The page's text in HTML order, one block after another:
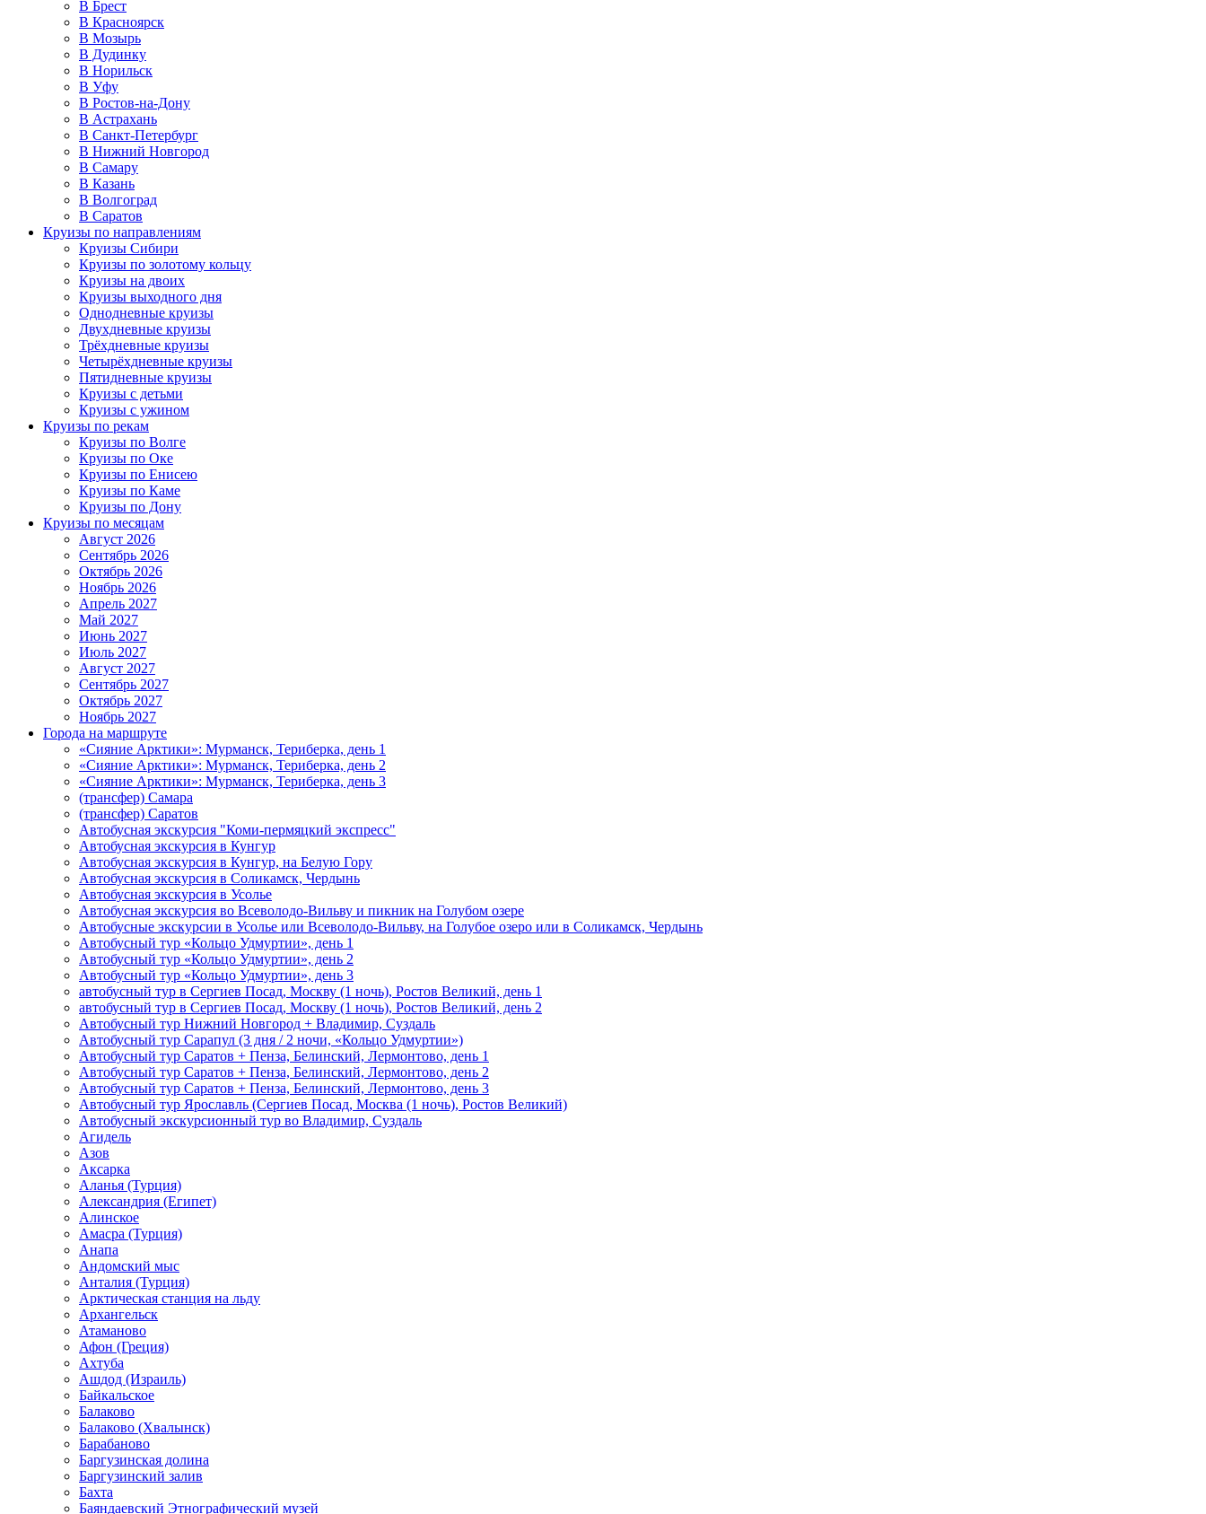
В Брест
В Красноярск
В Мозырь
В Дудинку
В Норильск
В Уфу
В Ростов-на-Дону
В Астрахань
В Санкт-Петербург
В Нижний Новгород
В Самару
В Казань
В Волгоград
В Саратов
Круизы по направлениям
Круизы Сибири
Круизы по золотому кольцу
Круизы на двоих
Круизы выходного дня
Однодневные круизы
Двухдневные круизы
Трёхдневные круизы
Четырёхдневные круизы
Пятидневные круизы
Круизы с детьми
Круизы с ужином
Круизы по рекам
Круизы по Волге
Круизы по Оке
Круизы по Енисею
Круизы по Каме
Круизы по Дону
Круизы по месяцам
Август 2026
Сентябрь 2026
Октябрь 2026
Ноябрь 2026
Апрель 2027
Май 2027
Июнь 2027
Июль 2027
Август 2027
Сентябрь 2027
Октябрь 2027
Ноябрь 2027
Города на маршруте
«Сияние Арктики»: Мурманск, Териберка, день 1
«Сияние Арктики»: Мурманск, Териберка, день 2
«Сияние Арктики»: Мурманск, Териберка, день 3
(трансфер) Самара
(трансфер) Саратов
Автобусная экскурсия "Коми-пермяцкий экспресс"
Автобусная экскурсия в Кунгур
Автобусная экскурсия в Кунгур, на Белую Гору
Автобусная экскурсия в Соликамск, Чердынь
Автобусная экскурсия в Усолье
Автобусная экскурсия во Всеволодо-Вильву и пикник на Голубом озере
Автобусные экскурсии в Усолье или Всеволодо-Вильву, на Голубое озеро или в Соликамск, Чердынь
Автобусный тур «Кольцо Удмуртии», день 1
Автобусный тур «Кольцо Удмуртии», день 2
Автобусный тур «Кольцо Удмуртии», день 3
автобусный тур в Сергиев Посад, Москву (1 ночь), Ростов Великий, день 1
автобусный тур в Сергиев Посад, Москву (1 ночь), Ростов Великий, день 2
Автобусный тур Нижний Новгород + Владимир, Суздаль
Автобусный тур Сарапул (3 дня / 2 ночи, «Кольцо Удмуртии»)
Автобусный тур Саратов + Пенза, Белинский, Лермонтово, день 1
Автобусный тур Саратов + Пенза, Белинский, Лермонтово, день 2
Автобусный тур Саратов + Пенза, Белинский, Лермонтово, день 3
Автобусный тур Ярославль (Сергиев Посад, Москва (1 ночь), Ростов Великий)
Автобусный экскурсионный тур во Владимир, Суздаль
Агидель
Азов
Аксарка
Аланья (Турция)
Александрия (Египет)
Алинское
Амасра (Турция)
Анапа
Андомский мыс
Анталия (Турция)
Арктическая станция на льду
Архангельск
Атаманово
Афон (Греция)
Ахтуба
Ашдод (Израиль)
Байкальское
Балаково
Балаково (Хвалынск)
Барабаново
Баргузинская долина
Баргузинский залив
Бахта
Баяндаевский Этнографический музей